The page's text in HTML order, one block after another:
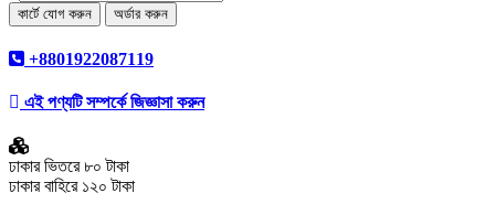
+8801922087119
এই পণ্যটি সম্পর্কে জিজ্ঞাসা করুন
ঢাকার ভিতরে ৮০ টাকা
ঢাকার বাহিরে ১২০ টাকা